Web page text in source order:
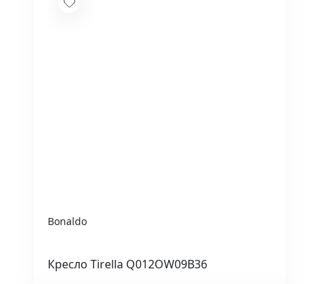
Bonaldo
Кресло Tirella Q012OW09B36